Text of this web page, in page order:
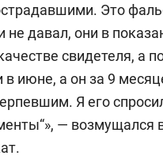
Это
не давал, они в
свидетеля, а
июне, а он за 9
Я его
— возмущался